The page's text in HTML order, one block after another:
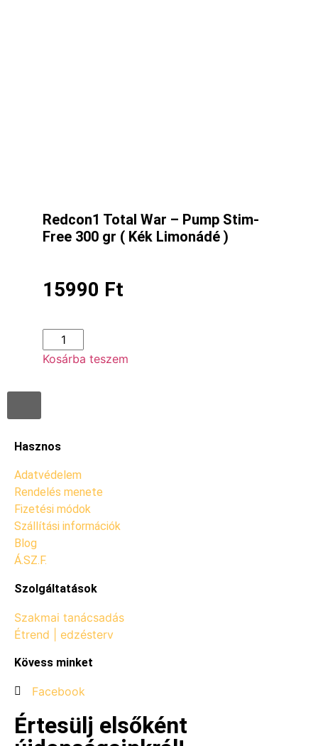
Redcon1 Total War – Pump Stim-
Free 300 gr ( Kék Limonádé )
15990 Ft
Kosárba teszem
Hasznos
Adatvédelem
Rendelés menete
Fizetési módok
Szállítási információk
Blog
Á.SZ.F.
Szolgáltatások
Szakmai tanácsadás
Étrend | edzésterv
Kövess minket
Facebook
Értesülj elsőként